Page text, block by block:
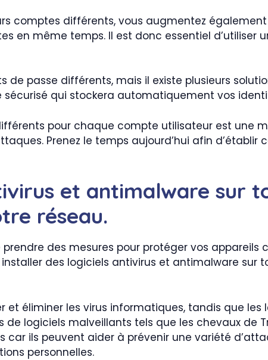
comptes différents, vous augmentez également
en même temps. Il est donc essentiel d’utiliser
passe différents, mais il existe plusieurs
sécurisé qui stockera automatiquement vos
pour chaque compte utilisateur est une
Prenez le temps aujourd’hui afin
et antimalware sur
réseau.
des mesures pour protéger vos appareils
des logiciels antivirus et antimalware sur
et éliminer les virus informatiques, tandis que
logiciels malveillants tels que les chevaux de
ils peuvent aider à prévenir une variété
personnelles.